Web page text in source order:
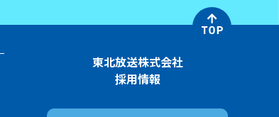
東北放送株式会社
採用情報